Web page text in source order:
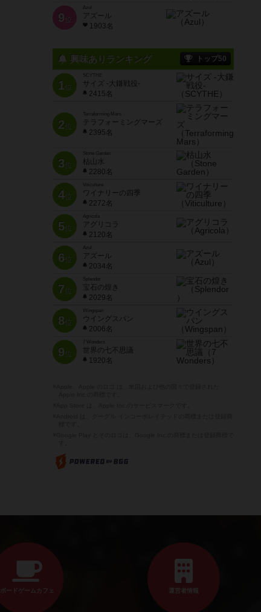
9 位
Azul
アズール
1903名
興味ありランキング トップ50
1位
SCYTHE
サイズ -大鎌戦役-
2415名
2位
Terraforming Mars
テラフォーミングマーズ
2395名
3位
Stone Garden
枯山水
2280名
4位
Viticulture
ワイナリーの四季
2272名
5位
Agricola
アグリコラ
2120名
6位
Azul
アズール
2034名
7位
宝石の煌き
2029名
8位
Wingspan
ウイングスパン
2006名
9位
7 Wonders
世界の七不思議
1920名
ボードゲームカフェ 運営者情報